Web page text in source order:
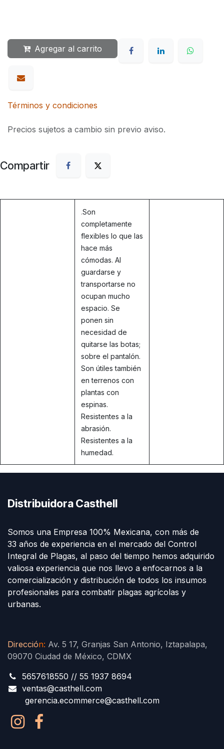
Agregar al carrito
Términos y condiciones
Precios sujetos a cambio sin previo aviso.
Compartir
.Son
completamente
flexibles lo que las
hace más
cómodas. Al
guardarse y
transportarse no
ocupan mucho
espacio. Se
ponen sin
necesidad de
quitarse las botas;
sobre el pantalón.
Son útiles también
en terrenos con
plantas con
espinas.
Resistentes a la
abrasión.
Resistentes a la
humedad.
Distribuidora Casthell
Somos una Empresa 100% Mexicana, con más de
33 años de experiencia en el mercado del Control
Integral de Plagas, al paso del tiempo hemos adquirido
valiosa experiencia que nos llevo a enfocarnos a la
comercialización y distribución de todos los insumos
profesionales para combatir plagas agrícolas y
urbanas.
Dirección: Av. 5 17, Granjas San Antonio, Iztapalapa,
09070 Ciudad de México, CDMX
5657618550 // 55 1937 8694
ventas@casthell.com
gerencia.ecommerce@casthell.com